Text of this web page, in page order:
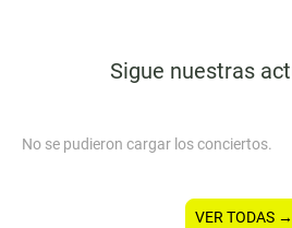
Sigue nuestras
No se pudieron cargar los conciertos.
VER TODAS →